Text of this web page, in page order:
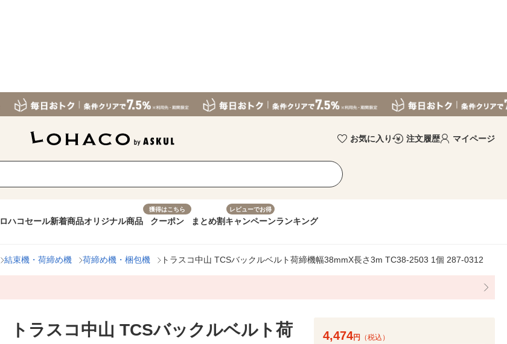
お気に入り 注文履歴 マイページ
ロハコセール新着商品オリジナル商品
獲得はこちら
クーポン まとめ割
レビューでお得
キャンペーンランキング
結束機・荷締め機 荷締め機・梱包機 トラスコ中山 TCSバックルベルト荷締機幅38mmX長さ3m TC38-2503 1個 287-0312
トラスコ中山 TCSバックルベルト荷
4,474円 （税込）